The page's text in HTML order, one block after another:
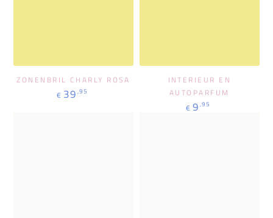
ZONENBRIL CHARLY ROSA
Regulärer
Preis
€ 39,95
INTERIEUR EN
AUTOPARFUM
Regulärer
€ 9 ,95